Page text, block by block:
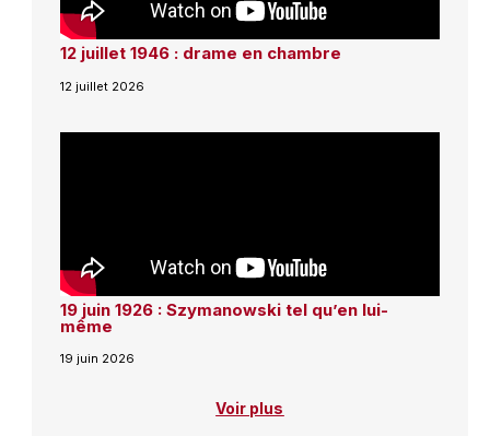
12 juillet 1946 : drame en chambre
12 juillet 2026
19 juin 1926 : Szymanowski tel qu’en lui-
même
19 juin 2026
Voir plus